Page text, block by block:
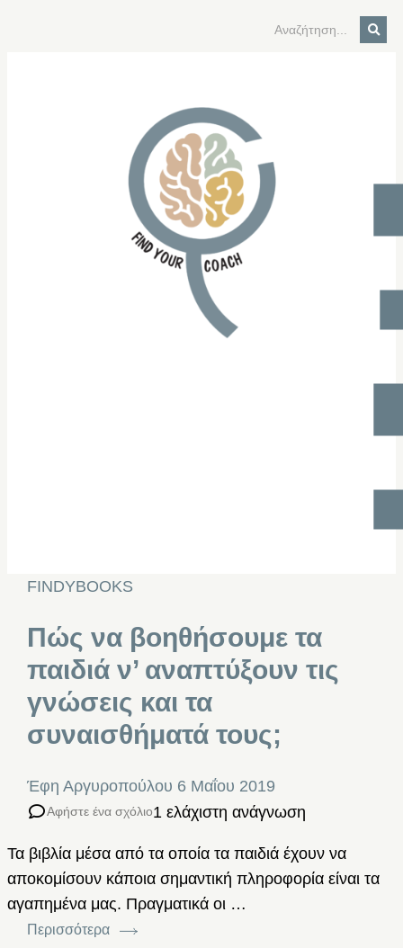
FINDYBOOKS
Πώς να βοηθήσουμε τα
παιδιά ν’ αναπτύξουν τις
γνώσεις και τα
συναισθήματά τους;
Έφη Αργυροπούλου 6 Μαΐου 2019
Αφήστε ένα σχόλιο1 ελάχιστη ανάγνωση
Τα βιβλία μέσα από τα οποία τα παιδιά έχουν να
αποκομίσουν κάποια σημαντική πληροφορία είναι τα
αγαπημένα μας. Πραγματικά οι …
Περισσότερα